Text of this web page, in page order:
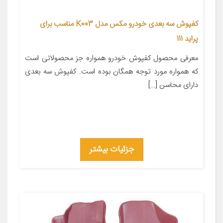
کفپوش سه بعدی خودرو مکس مدل K003 مناسب برای
پراید 111
معرفی محصول کفپوش خودرو همواره جز محصولاتی است
که همواره مورد توجه همگان بوده است. کفپوش سه بعدی
دارای محاسن […]
جزئیات بیشتر